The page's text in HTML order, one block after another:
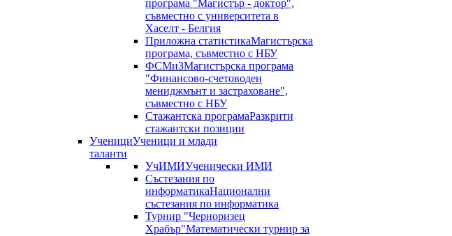
програма "Магистър - доктор",
съвместно с университета в
Хаселт - Белгия
Приложна статистикаМагистърска
програма, съвместно с НБУ
ФСМиЗМагистърска програма
"Финансово-счетоводен
мениджмънт и застраховане",
съвместно с НБУ
Стажантска програмаРазкрити
стажантски позиции
УченициУченици и млади
таланти
УчИМИУченически ИМИ
Състезания по
информатикаНационални
състезания по информатика
Турнир "Черноризец
Храбър"Математически турнир за